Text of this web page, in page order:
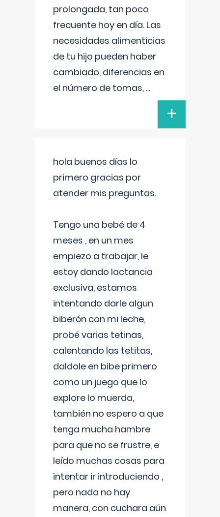
prolongada, tan poco
frecuente hoy en día. Las
necesidades alimenticias
de tu hijo pueden haber
cambiado, diferencias en
el número de tomas, ...
+
hola buenos días lo
primero gracias por
atender mis preguntas.
Tengo una bebé de 4
meses , en un mes
empiezo a trabajar, le
estoy dando lactancia
exclusiva, estamos
intentando darle algun
biberón con mi leche,
probé varias tetinas,
calentando las tetitas,
daldole en bibe primero
como un juego que lo
explore lo muerda,
también no espero a que
tenga mucha hambre
para que no se frustre, e
leído muchas cosas para
intentar ir introduciendo ,
pero nada no hay
manera, con cuchara aún